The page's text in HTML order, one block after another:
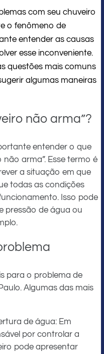
com seu chuveiro
o fenômeno de
entender as causas
esse inconveniente.
questões mais comuns
algumas maneiras
não arma”?
entender o que
arma”. Esse termo é
a situação em que
todas as condições
Isso pode
pressão de água ou
para o problema de
Algumas das mais
de água: Em
por controlar a
pode apresentar